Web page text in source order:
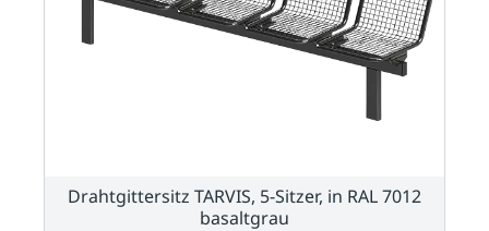
Drahtgittersitz TARVIS, 5-Sitzer, in RAL 7012
basaltgrau